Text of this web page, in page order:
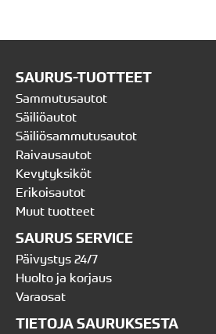
SAURUS-TUOTTEET
Sammutusautot
Säiliöautot
Säiliösammutusautot
Raivausautot
Kevytyksiköt
Erikoisautot
Muut tuotteet
SAURUS SERVICE
Päivystys 24/7
Huolto ja korjaus
Varaosat
TIETOJA SAURUKSESTA